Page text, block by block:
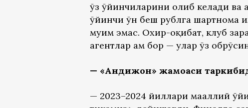
ўз ўйинчиларини олиб келади ва
ўйинчи ўн беш рублга шартнома
муҳим эмас. Охир-оқибат, клуб
агентлар ҳам бор — улар ўз
— «Андижон» жамоаси
— 2023–2024 йиллари маҳаллий